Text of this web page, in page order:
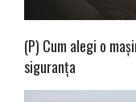
(P) Cum alegi o
siguranța